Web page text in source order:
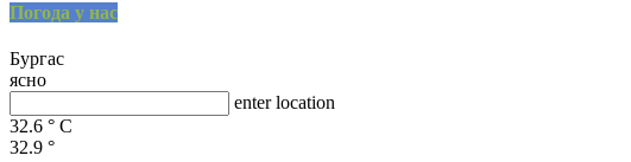
Погода у нас
Бургас
ясно
enter location
32.6 ° C
32.9 °